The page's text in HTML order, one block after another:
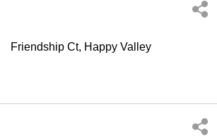
Friendship Ct, Happy Valley